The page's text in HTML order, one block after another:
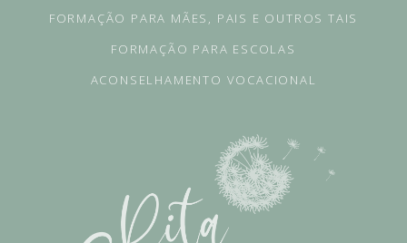
FORMAÇÃO PARA MÃES, PAIS E OUTROS TAIS
FORMAÇÃO PARA ESCOLAS
ACONSELHAMENTO VOCACIONAL